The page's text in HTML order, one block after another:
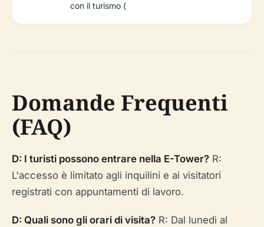
con il turismo (
Domande Frequenti
(FAQ)
D: I turisti possono entrare nella E-Tower? R:
L'accesso è limitato agli inquilini e ai visitatori
registrati con appuntamenti di lavoro.
D: Quali sono gli orari di visita? R: Dal lunedì al